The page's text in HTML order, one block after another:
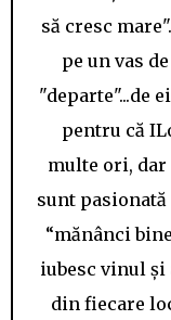
să cresc
pe un vas
"departe"...de
pentru că
multe ori,
sunt pasionată
“mănânci
iubesc vinul și
din fiecare